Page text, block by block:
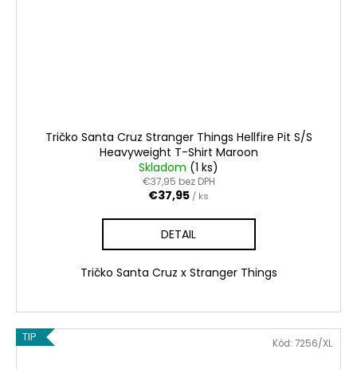
Tričko Santa Cruz Stranger Things Hellfire Pit S/S
Heavyweight T-Shirt Maroon
Skladom (1 ks)
€37,95 bez DPH
€37,95 / ks
DETAIL
Tričko Santa Cruz x Stranger Things
TIP Kód: 7256/XL